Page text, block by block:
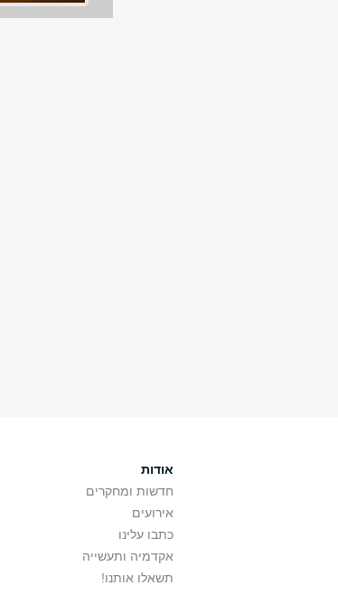
אודות
חדשות ומחקרים
אירועים
כתבו עלינו
אקדמיה ותעשייה
תשאלו אותנו!